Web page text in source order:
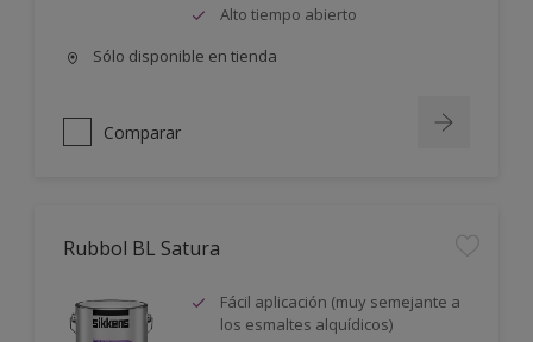
Alto tiempo abierto
Sólo disponible en tienda
Comparar
Rubbol BL Satura
Fácil aplicación (muy semejante a
los esmaltes alquídicos)